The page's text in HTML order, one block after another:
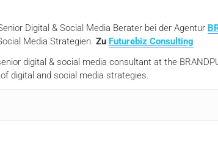
Digital & Social Media Berater bei der Agentur
Media Strategien. Zu Futurebiz Consulting
digital & social media consultant at the
digital and social media strategies.